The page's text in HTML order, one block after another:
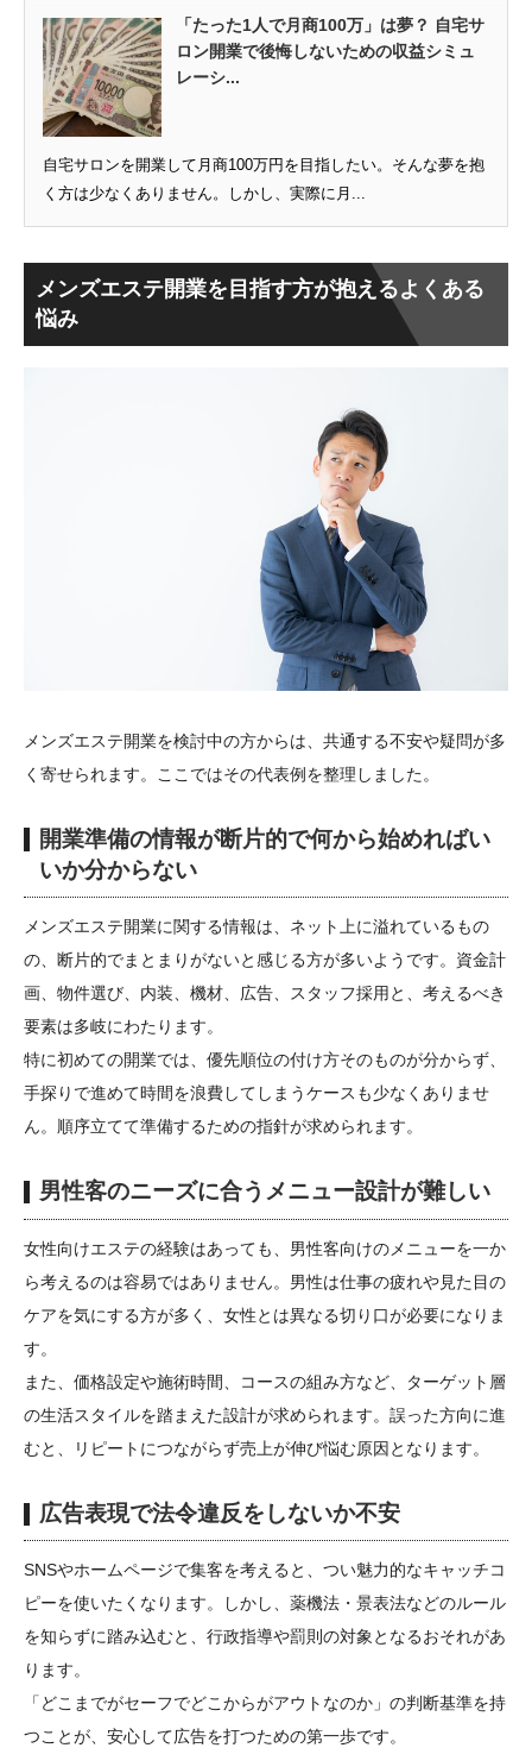
「たった1人で月商100万」は夢？ 自宅サ
ロン開業で後悔しないための収益シミュ
レーシ...
自宅サロンを開業して月商100万円を目指したい。そんな夢を抱
く方は少なくありません。しかし、実際に月...
メンズエステ開業を目指す方が抱えるよくある
悩み
メンズエステ開業を検討中の方からは、共通する不安や疑問が多
く寄せられます。ここではその代表例を整理しました。
開業準備の情報が断片的で何から始めればい
いか分からない
メンズエステ開業に関する情報は、ネット上に溢れているもの
の、断片的でまとまりがないと感じる方が多いようです。資金計
画、物件選び、内装、機材、広告、スタッフ採用と、考えるべき
要素は多岐にわたります。
特に初めての開業では、優先順位の付け方そのものが分からず、
手探りで進めて時間を浪費してしまうケースも少なくありませ
ん。順序立てて準備するための指針が求められます。
男性客のニーズに合うメニュー設計が難しい
女性向けエステの経験はあっても、男性客向けのメニューを一か
ら考えるのは容易ではありません。男性は仕事の疲れや見た目の
ケアを気にする方が多く、女性とは異なる切り口が必要になりま
す。
また、価格設定や施術時間、コースの組み方など、ターゲット層
の生活スタイルを踏まえた設計が求められます。誤った方向に進
むと、リピートにつながらず売上が伸び悩む原因となります。
広告表現で法令違反をしないか不安
SNSやホームページで集客を考えると、つい魅力的なキャッチコ
ピーを使いたくなります。しかし、薬機法・景表法などのルール
を知らずに踏み込むと、行政指導や罰則の対象となるおそれがあ
ります。
「どこまでがセーフでどこからがアウトなのか」の判断基準を持
つことが、安心して広告を打つための第一歩です。